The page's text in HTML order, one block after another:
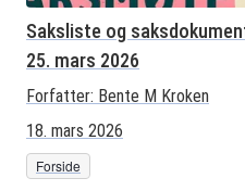
Saksliste og
25. mars 2026
Forfatter: Bente M Kroken
18. mars 2026
Forside